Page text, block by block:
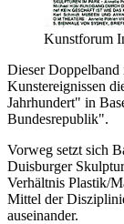
Kunstforum
Dieser Doppelband
Kunstereignissen
Jahrhundert" in
Bundesrepublik".
Vorweg setzt sich
Duisburger
Verhältnis Plastik/
Mittel der
auseinander.